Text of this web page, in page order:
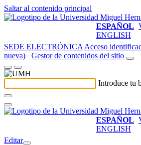
Saltar al contenido principal
ESPAÑOL
ENGLISH
SEDE ELECTRÓNICA Acceso
nueva)
Gestor de contenidos del sitio
Introduce tu
ESPAÑOL
ENGLISH
Editar